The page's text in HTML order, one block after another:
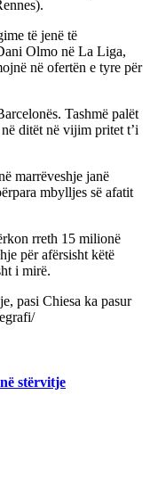
të jenë të
Olmo në La Liga,
në ofertën e tyre për
Tashmë palët
ditët në vijim pritet t’i
marrëveshje janë
mbylljes së afatit
rreth 15 milionë
për afërsisht këtë
i mirë.
pasi Chiesa ka pasur
stërvitje